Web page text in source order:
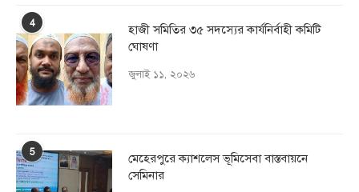
4
হাজী সমিতির ৩৫ সদস্যের কার্যনির্বাহী কমিটি
ঘোষণা
জুলাই ১১, ২০২৬
5
মেহেরপুরে ক্যাশলেস ভূমিসেবা বাস্তবায়নে
সেমিনার